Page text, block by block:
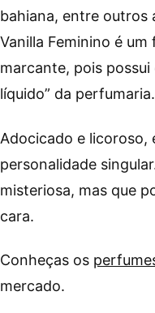
bahiana, entre outros
Vanilla Feminino é
marcante, pois
líquido” da perfumaria.
Adocicado e licoroso,
personalidade
misteriosa, mas que
cara.
Conheças os
mercado.